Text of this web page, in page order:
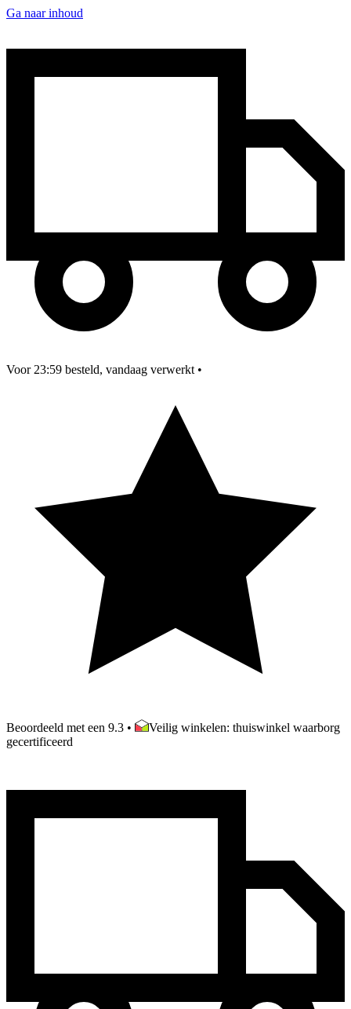
Ga naar inhoud
Voor 23:59 besteld, vandaag verwerkt •
Beoordeeld met een 9.3 •
Veilig winkelen: thuiswinkel waarborg
gecertificeerd